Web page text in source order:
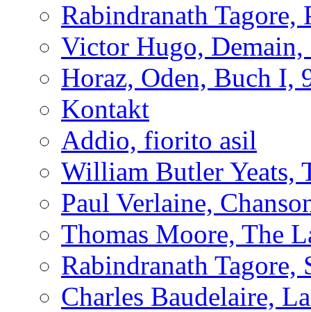
Rabindranath Tagore,
Victor Hugo, Demain,
Horaz, Oden, Buch I,
Kontakt
Addio, fiorito asil
William Butler Yeats,
Paul Verlaine,
Thomas Moore, The
Rabindranath
Charles Baudelaire,